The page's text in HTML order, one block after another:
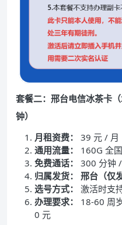
套餐二：邢台电信冰茶卡
钟）
月租资费：
39 元 / 月
通用流量：
160G 全
免费通话：
300 分钟
归属发货：
邢台（仅
选号方式：
激活时支
办理要求：
18-60 周
0 元